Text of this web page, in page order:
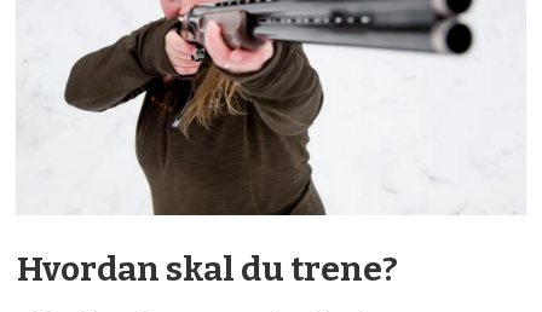
Hvordan skal du trene?